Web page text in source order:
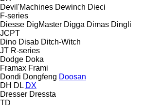
Devil'Machines Dewinch Dieci
F-series
Diesse DigMaster Digga Dimas Dingli
JCPT
Dino Disab Ditch-Witch
JT R-series
Dodge Doka
Framax Frami
Dondi Dongfeng Doosan
DH DL DX
Dresser Dressta
TD